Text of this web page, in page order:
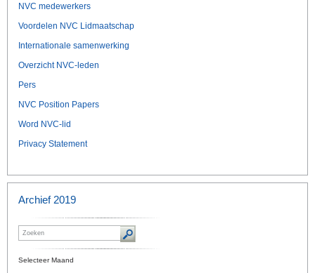
NVC medewerkers
Voordelen NVC Lidmaatschap
Internationale samenwerking
Overzicht NVC-leden
Pers
NVC Position Papers
Word NVC-lid
Privacy Statement
Archief 2019
Selecteer Maand